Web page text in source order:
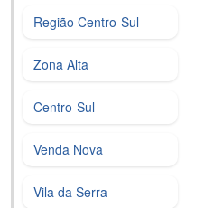
Região Centro‑Sul
Zona Alta
Centro‑Sul
Venda Nova
Vila da Serra